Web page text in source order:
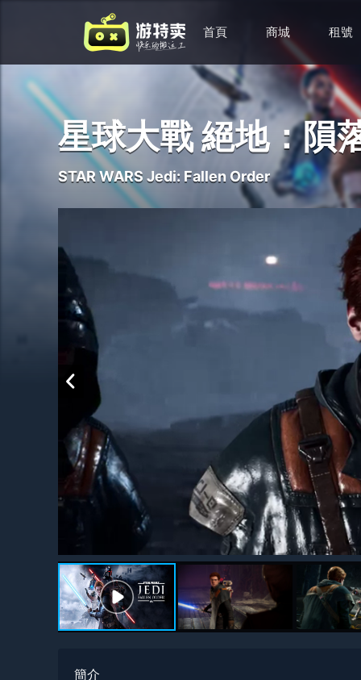
首頁 商城 租號
星球大戰 絕地：隕
STAR WARS Jedi: Fallen Order
簡介